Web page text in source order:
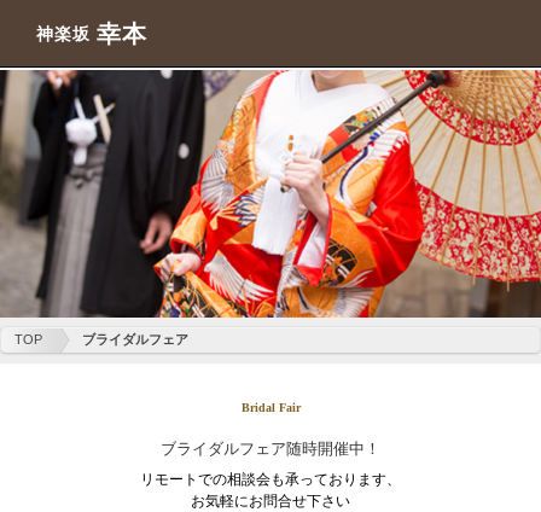
神楽坂 幸本
TOP ブライダルフェア
Bridal Fair
ブライダルフェア随時開催中！
リモートでの相談会も承っております、
お気軽にお問合せ下さい